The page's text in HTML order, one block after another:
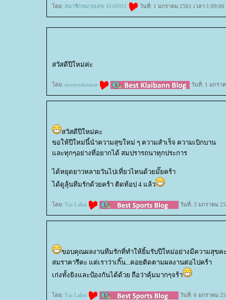
ดย: สมาชิกหมายเลข 4149951 วันที่: 1 มกราคม 2561 เวลา:1:09:06
สวัสดีปีใหม่ค่ะ
ดย: newyorknurse วันที่: 1 มกราค
สวัสดีปีใหม่คะ
ขอให้ปีใหม่นี้นำความสุขใหม่ ๆ ความสำเร็จ ความเบิกบาน
ละทุกๆอย่างที่อยากได้ สมปรารถนาทุกประการ
ได้หยุดยาวหลายวันไปเที่ยวไหนด้วยมั๊ยคร้า
ได้ดูลุ้นทีมรักด้วยคร้า ติดท้อป 4 แล้ว
ดย: Tui Laksi วันที่: 3 มกราคม
ขอบคุณผลงานทีมรักที่ทำให้ยิ้มรับปีใหม่อย่างมีความสุขคะ
สมราคารึคะ แต่เราว่าเกิ๊น...คอยติดตามผลงานต่อไปคร้า
เก่งทั้งยิงและป้องกันได้ด้วย ถือว่าคุ้มมากๆจร้า
ดย: Tui Laksi วันที่: 6 มกราคม